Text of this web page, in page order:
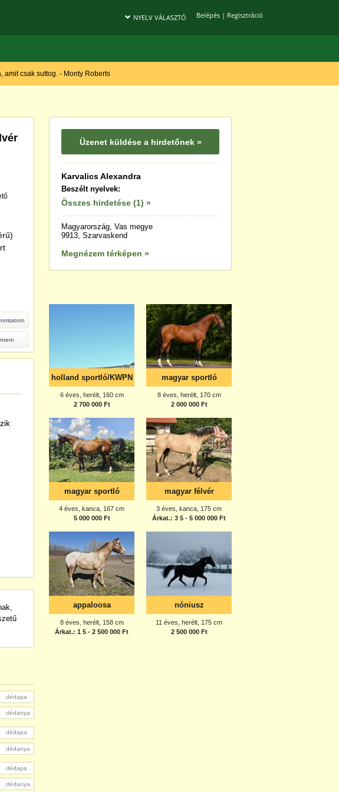
Belépés| Regisztráció
NYELV VÁLASZTÓ
amit csak suttog. - Monty Roberts
dédapa
dédanya
dédapa
dédanya
dédapa
dédanya
Üzenet küldése a hirdetőnek »
Karvalics Alexandra
Beszélt nyelvek:
Összes hirdetése (1) »
Magyarország, Vas megye
9913, Szarvaskend
Megnézem térképen »